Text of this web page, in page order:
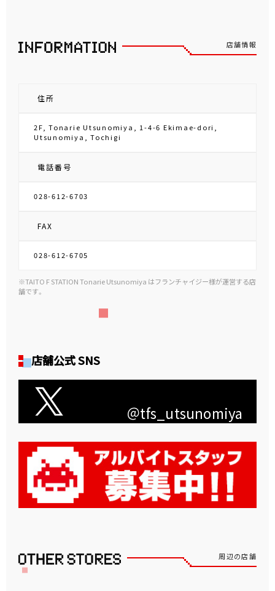
店舗情報
住所
2F, Tonarie Utsunomiya, 1-4-6 Ekimae-dori,
Utsunomiya, Tochigi
電話番号
028-612-6703
FAX
028-612-6705
※TAITO F STATION Tonarie Utsunomiya はフランチャイジー様が運営する店
舗です。
店舗公式 SNS
＠tfs_utsunomiya
周辺の店舗